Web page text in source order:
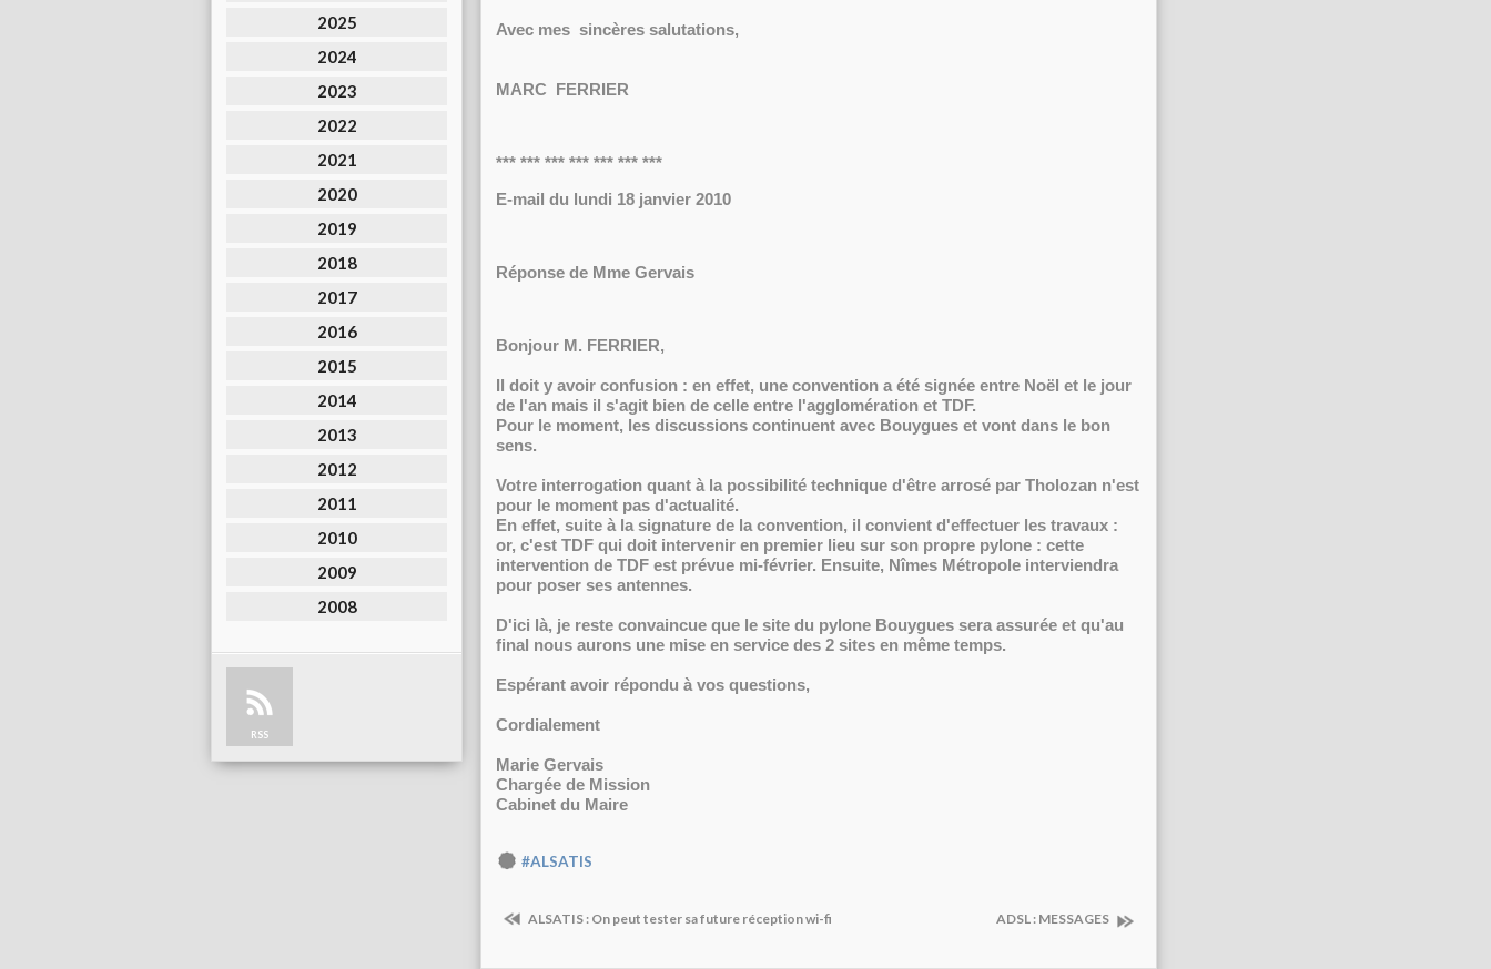
2025
2024
2023
2022
2021
2020
2019
2018
2017
2016
2015
2014
2013
2012
2011
2010
2009
2008
RSS
Avec mes sincères salutations,
MARC FERRIER
*** *** *** *** *** *** ***
E-mail du lundi 18 janvier 2010
Réponse de Mme Gervais
Bonjour M. FERRIER,
Il doit y avoir confusion : en effet, une convention a été signée entre Noël et le jour
de l'an mais il s'agit bien de celle entre l'agglomération et TDF.
Pour le moment, les discussions continuent avec Bouygues et vont dans le bon
sens.
Votre interrogation quant à la possibilité technique d'être arrosé par Tholozan n'est
pour le moment pas d'actualité.
En effet, suite à la signature de la convention, il convient d'effectuer les travaux :
or, c'est TDF qui doit intervenir en premier lieu sur son propre pylone : cette
intervention de TDF est prévue mi-février. Ensuite, Nîmes Métropole interviendra
pour poser ses antennes.
D'ici là, je reste convaincue que le site du pylone Bouygues sera assurée et qu'au
final nous aurons une mise en service des 2 sites en même temps.
Espérant avoir répondu à vos questions,
Cordialement
Marie Gervais
Chargée de Mission
Cabinet du Maire
#ALSATIS
ALSATIS : On peut tester sa future réception wi-fi ADSL : MESSAGES